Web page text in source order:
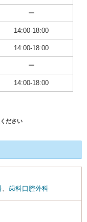
ー
14:00-18:00
14:00-18:00
ー
14:00-18:00
ださい
、 歯科口腔外科